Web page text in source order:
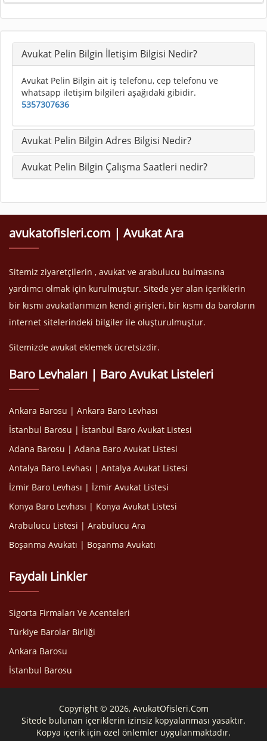
Avukat Pelin Bilgin İletişim Bilgisi Nedir?
Avukat Pelin Bilgin ait iş telefonu, cep telefonu ve
whatsapp iletişim bilgileri aşağıdaki gibidir.
5357307636
Avukat Pelin Bilgin Adres Bilgisi Nedir?
Avukat Pelin Bilgin Çalışma Saatleri nedir?
avukatofisleri.com | Avukat Ara
Sitemiz ziyaretçilerin , avukat ve arabulucu bulmasına
yardımcı olmak için kurulmuştur. Sitede yer alan içeriklerin
bir kısmı avukatlarımızın kendi girişleri, bir kısmı da baroların
internet sitelerindeki bilgiler ile oluşturulmuştur.
Sitemizde avukat eklemek ücretsizdir.
Baro Levhaları | Baro Avukat Listeleri
Ankara Barosu | Ankara Baro Levhası
İstanbul Barosu | İstanbul Baro Avukat Listesi
Adana Barosu | Adana Baro Avukat Listesi
Antalya Baro Levhası | Antalya Avukat Listesi
İzmir Baro Levhası | İzmir Avukat Listesi
Konya Baro Levhası | Konya Avukat Listesi
Arabulucu Listesi | Arabulucu Ara
Boşanma Avukatı | Boşanma Avukatı
Faydalı Linkler
Sigorta Firmaları Ve Acenteleri
Türkiye Barolar Birliği
Ankara Barosu
İstanbul Barosu
Copyright © 2026, AvukatOfisleri.Com
Sitede bulunan içeriklerin izinsiz kopyalanması yasaktır.
Kopya içerik için özel önlemler uygulanmaktadır.